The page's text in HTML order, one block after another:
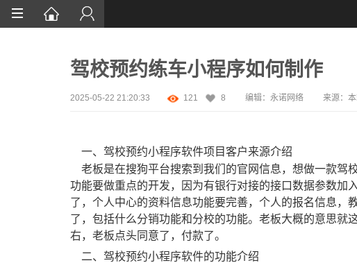
驾校预约练车小程序如何制作
2025-05-22 21:20:33 121 8 编辑：永诺网络 来源：
一、驾校预约小程序软件项目客户来源介绍
老板是在搜狗平台搜索到我们的官网信息，想做一款驾
功能要做重点的开发，因为有银行对接的接口数据参数加
了，个人中心的资料信息功能要完善，个人的报名信息，
了，包括什么分销功能和分校的功能。老板大概的意思就
右，老板点头同意了，付款了。
二、驾校预约小程序软件的功能介绍